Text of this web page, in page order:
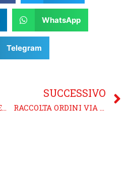
WhatsApp
Telegram
BUSINESS INTELLIGENCE
SUCCESSIVO
RACCOLTA ORDINI VIA TABLET